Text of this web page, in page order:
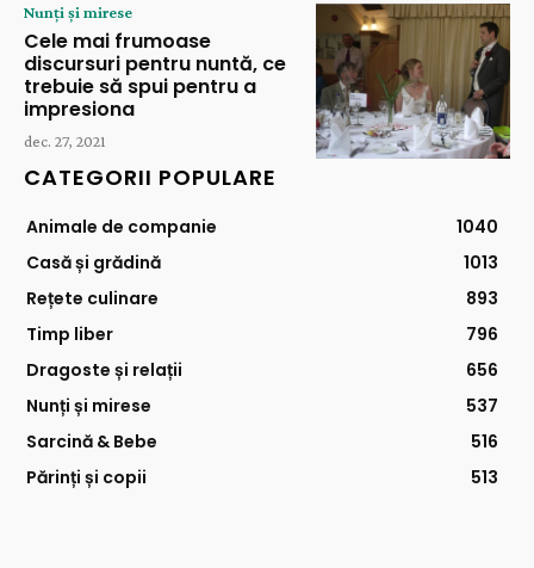
Nunți și mirese
Cele mai frumoase
discursuri pentru nuntă, ce
trebuie să spui pentru a
impresiona
dec. 27, 2021
CATEGORII POPULARE
Animale de companie
1040
Casă și grădină
1013
Rețete culinare
893
Timp liber
796
Dragoste și relații
656
Nunți și mirese
537
Sarcină & Bebe
516
Părinți și copii
513